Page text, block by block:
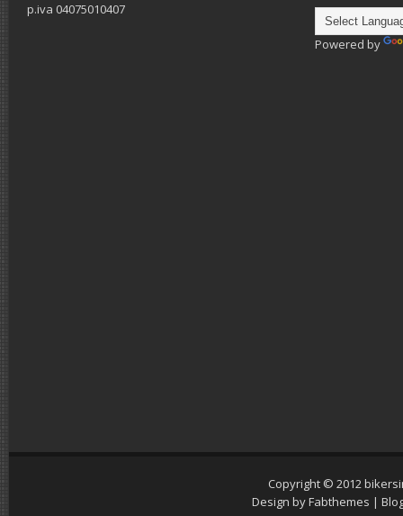
p.iva 04075010407
Powered by
Copyright © 2012
Design byFabthemes |